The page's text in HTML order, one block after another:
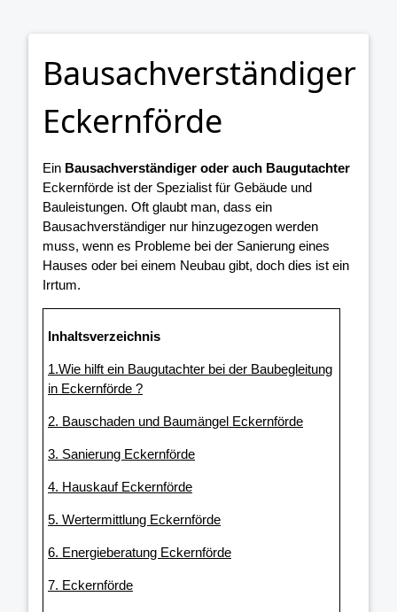
Bausachverständiger
Eckernförde
Ein Bausachverständiger oder auch Baugutachter
Eckernförde ist der Spezialist für Gebäude und
Bauleistungen. Oft glaubt man, dass ein
Bausachverständiger nur hinzugezogen werden
muss, wenn es Probleme bei der Sanierung eines
Hauses oder bei einem Neubau gibt, doch dies ist ein
Irrtum.
Inhaltsverzeichnis
1.Wie hilft ein Baugutachter bei der Baubegleitung
in Eckernförde ?
2. Bauschaden und Baumängel Eckernförde
3. Sanierung Eckernförde
4. Hauskauf Eckernförde
5. Wertermittlung Eckernförde
6. Energieberatung Eckernförde
7. Eckernförde